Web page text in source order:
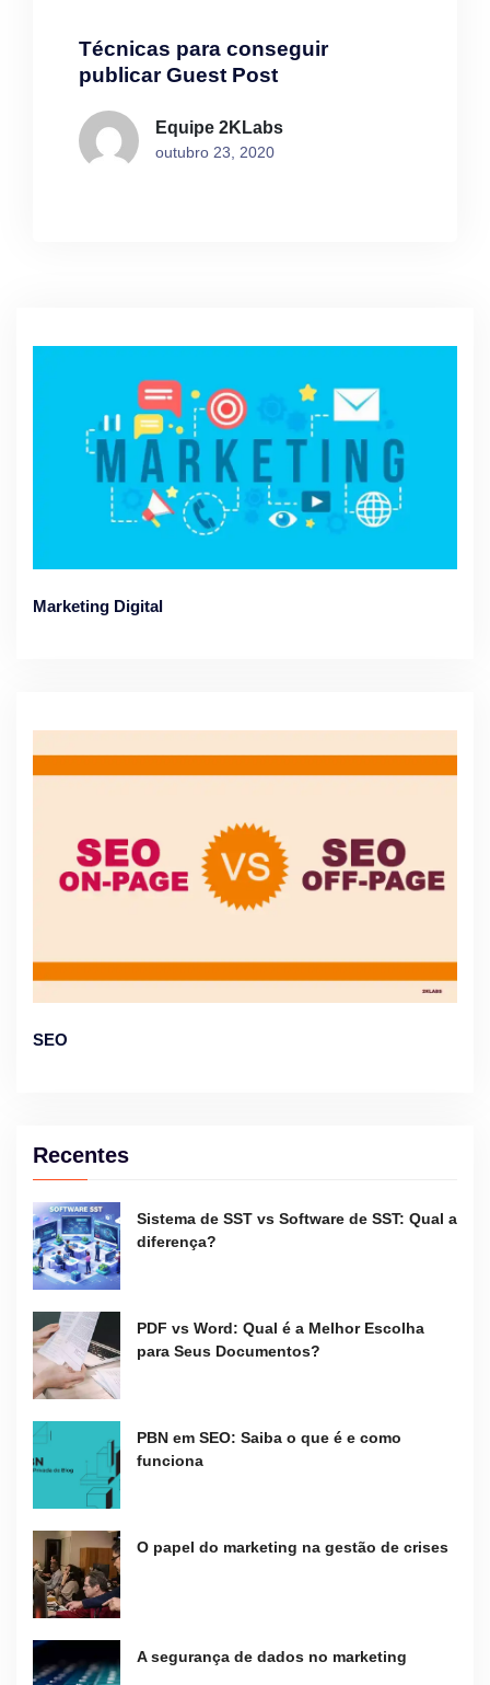
Técnicas para conseguir
publicar Guest Post
Equipe 2KLabs
outubro 23, 2020
Marketing Digital
SEO
Recentes
Sistema de SST vs Software de SST: Qual a
diferença?
PDF vs Word: Qual é a Melhor Escolha
para Seus Documentos?
PBN em SEO: Saiba o que é e como
funciona
O papel do marketing na gestão de crises
A segurança de dados no marketing